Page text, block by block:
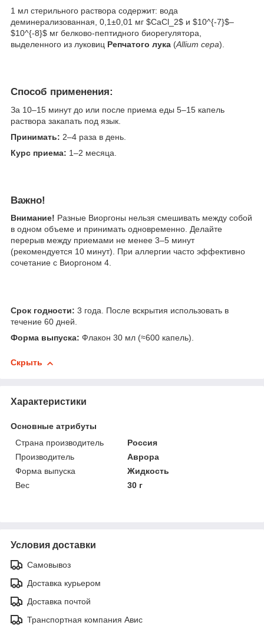
1 мл стерильного раствора содержит: вода
деминерализованная, 0,1±0,01 мг $CaCl_2$ и $10^{-7}$–
$10^{-8}$ мг белково-пептидного биорегулятора,
выделенного из луковиц Репчатого лука (Allium cepa).
Способ применения:
За 10–15 минут до или после приема еды 5–15 капель
раствора закапать под язык.
​Принимать: 2–4 раза в день.
​Курс приема: 1–2 месяца.
Важно!
Внимание! Разные Виоргоны нельзя смешивать между собой
в одном объеме и принимать одновременно. Делайте
перерыв между приемами не менее 3–5 минут
(рекомендуется 10 минут). При аллергии часто эффективно
сочетание с Виоргоном 4.
Срок годности: 3 года. После вскрытия использовать в
течение 60 дней.
Форма выпуска: Флакон 30 мл (≈600 капель).
Скрыть
Характеристики
Основные атрибуты
Страна производитель
Россия
Производитель
Аврора
Форма выпуска
Жидкость
Вес
30 г
Условия доставки
Самовывоз
Доставка курьером
Доставка почтой
Транспортная компания Авис